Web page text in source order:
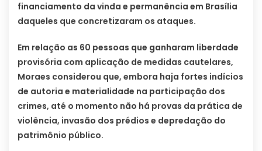
financiamento da vinda e permanência em Brasília
daqueles que concretizaram os ataques.
Em relação as 60 pessoas que ganharam liberdade
provisória com aplicação de medidas cautelares,
Moraes considerou que, embora haja fortes indícios
de autoria e materialidade na participação dos
crimes, até o momento não há provas da prática de
violência, invasão dos prédios e depredação do
patrimônio público.